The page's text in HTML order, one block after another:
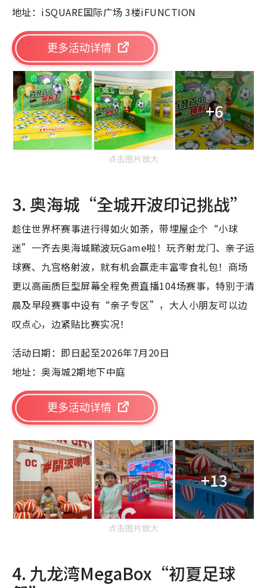
地址：iSQUARE国际广场 3楼iFUNCTION
更多活动详情
+6
点击图片放大
3. 奥海城“全城开波印记挑战”
趁住世界杯赛事进行得如火如荼，带埋屋企个“小球
迷”一齐去奥海城睇波玩Game啦！玩齐射龙门、亲子运
球赛、九宫格射波，就有机会赢走丰富零食礼包！商场
更以高画质巨型屏幕全程免费直播104场赛事，特别于清
晨及早段赛事中设有“亲子专区”，大人小朋友可以边
叹点心，边紧贴比赛实况！
活动日期：即日起至2026年7月20日
地址：奥海城2期地下中庭
更多活动详情
+13
点击图片放大
4. 九龙湾MegaBox“初夏足球